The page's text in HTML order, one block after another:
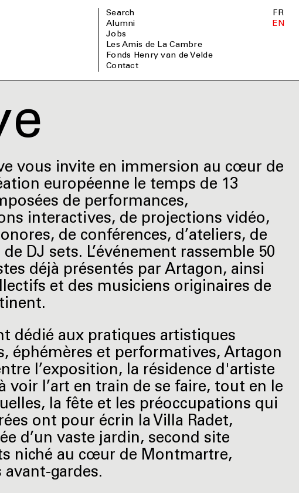
Search
Alumni
Jobs
Les Amis de La Cambre
Fonds Henry van de Velde
Contact
FR
EN
vous invite en immersion au cœur de
européenne le temps de 13
de performances,
interactives, de projections vidéo,
de conférences, d’ateliers, de
DJ sets. L’événement rassemble 50
déjà présentés par Artagon, ainsi
et des musiciens originaires de
dédié aux pratiques artistiques
éphémères et performatives, Artagon
l’exposition, la résidence d'artiste
l’art en train de se faire, tout en le
la fête et les préoccupations qui
ont pour écrin la Villa Radet,
d’un vaste jardin, second site
niché au cœur de Montmartre,
gardes.